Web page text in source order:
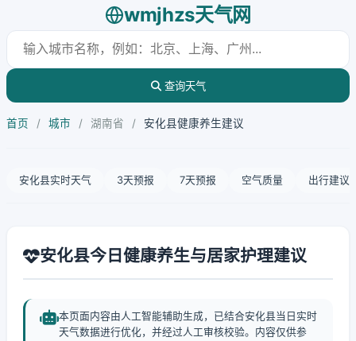
wmjhzs天气网
查询天气
首页 / 城市 / 湖南省 / 安化县健康养生建议
安化县实时天气 3天预报 7天预报 空气质量 出行建议
安化县今日健康养生与居家护理建议
本页面内容由人工智能辅助生成，已结合安化县当日实时
天气数据进行优化，并经过人工审核校验。内容仅供参